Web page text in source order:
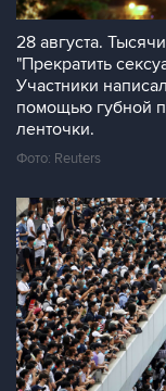
28 августа.
"Прекратить
Участники
помощью губной
ленточки.
Фото: Reuters